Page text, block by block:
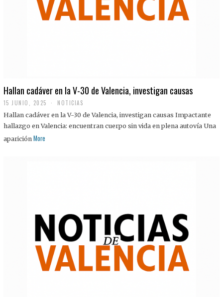
Hallan cadáver en la V-30 de Valencia, investigan causas
15 JUNIO, 2025 NOTICIAS
Hallan cadáver en la V-30 de Valencia, investigan causas Impactante
hallazgo en Valencia: encuentran cuerpo sin vida en plena autovía Una
aparición More